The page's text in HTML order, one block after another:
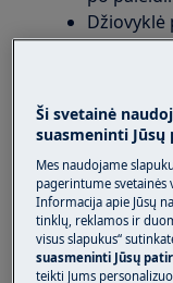
Džiovyklė
iškart
Taikoma:
Sprendimas:
Ši svetainė
suasmeninti Jūsų
Mes naudojame
pagerintume
Informacija apie Jūsų
tinklų, reklamos ir
visus slapukus“
suasmeninti Jūsų
teikti Jums